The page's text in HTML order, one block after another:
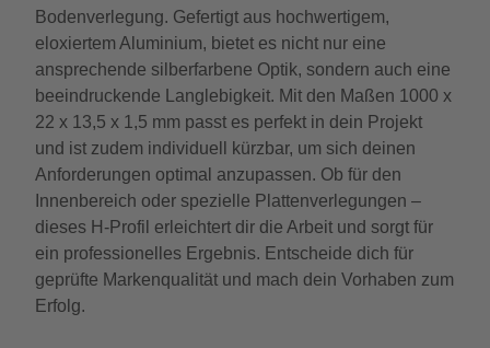
Bodenverlegung. Gefertigt aus hochwertigem,
eloxiertem Aluminium, bietet es nicht nur eine
ansprechende silberfarbene Optik, sondern auch eine
beeindruckende Langlebigkeit. Mit den Maßen 1000 x
22 x 13,5 x 1,5 mm passt es perfekt in dein Projekt
und ist zudem individuell kürzbar, um sich deinen
Anforderungen optimal anzupassen. Ob für den
Innenbereich oder spezielle Plattenverlegungen –
dieses H-Profil erleichtert dir die Arbeit und sorgt für
ein professionelles Ergebnis. Entscheide dich für
geprüfte Markenqualität und mach dein Vorhaben zum
Erfolg.